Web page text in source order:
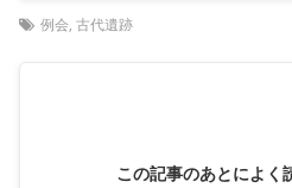
例会, 古代遺跡
この記事のあとによく